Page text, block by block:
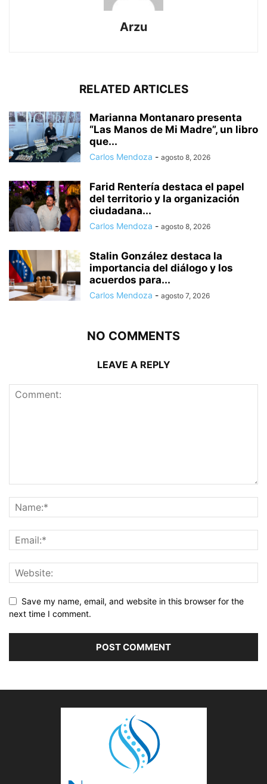
Arzu
RELATED ARTICLES
Marianna Montanaro presenta
“Las Manos de Mi Madre”, un libro
que...
Carlos Mendoza - agosto 8, 2026
Farid Rentería destaca el papel
del territorio y la organización
ciudadana...
Carlos Mendoza - agosto 8, 2026
Stalin González destaca la
importancia del diálogo y los
acuerdos para...
Carlos Mendoza - agosto 7, 2026
NO COMMENTS
LEAVE A REPLY
Save my name, email, and website in this browser for the
next time I comment.